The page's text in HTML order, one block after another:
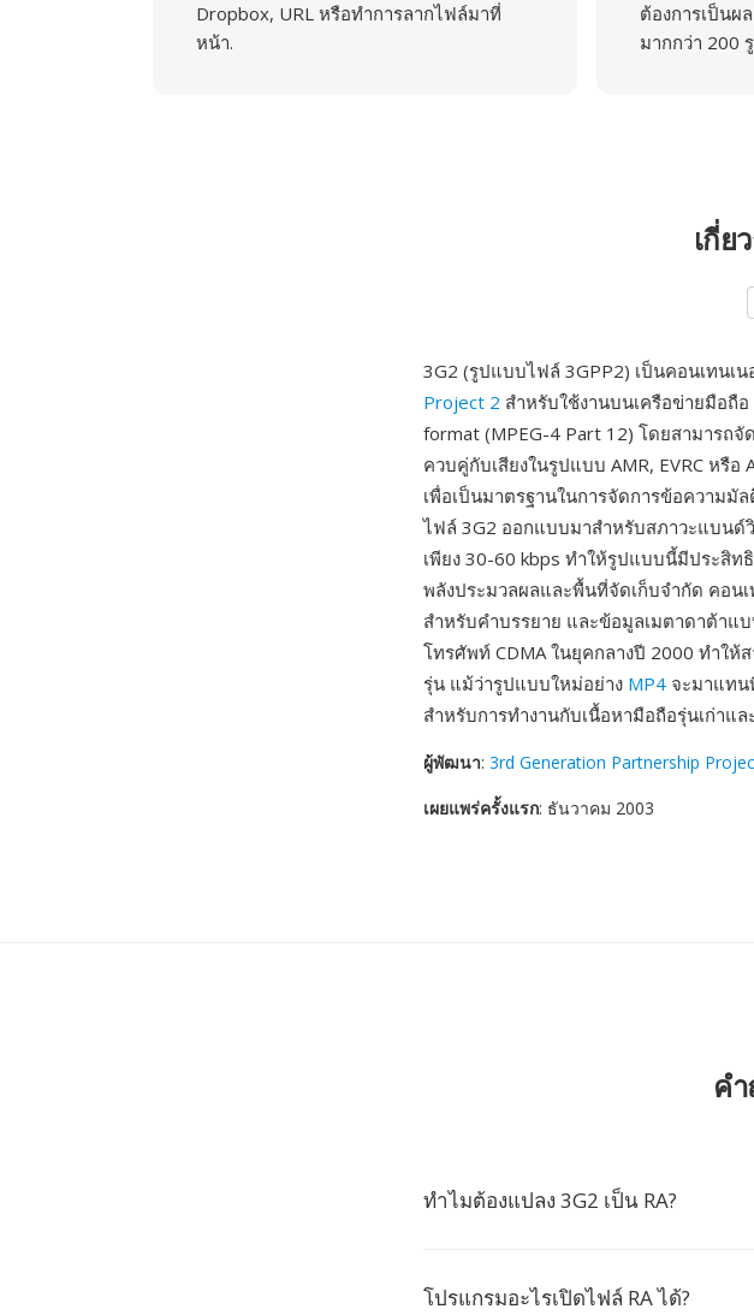
Dropbox, URL หรือทำการลากไฟล์มาที่
หน้า.
ต้องการเป็นผ
มากกว่า 200
เกี่ย
3G2 (รูปแบบไฟล์ 3GPP2) เป็นคอนเทนเ
Project 2 สำหรับใช้งานบนเครือข่ายมือถื
format (MPEG-4 Part 12) โดยสามารถจั
ควบคู่กับเสียงในรูปแบบ AMR, EVRC หรื
เพื่อเป็นมาตรฐานในการจัดการข้อความมั
ไฟล์ 3G2 ออกแบบมาสำหรับสภาวะแบนด์
เพียง 30-60 kbps ทำให้รูปแบบนี้มีประสิ
พลังประมวลผลและพื้นที่จัดเก็บจำกัด คอน
สำหรับคำบรรยาย และข้อมูลเมตาดาต้าแ
โทรศัพท์ CDMA ในยุคกลางปี 2000 ทำใ
รุ่น แม้ว่ารูปแบบใหม่อย่าง MP4 จะมาแทน
สำหรับการทำงานกับเนื้อหามือถือรุ่นเก่า
ผู้พัฒนา: 3rd Generation Partnership
เผยแพร่ครั้งแรก: ธันวาคม 2003
ค
ทำไมต้องแปลง 3G2 เป็น RA?
โปรแกรมอะไรเปิดไฟล์ RA ได้?